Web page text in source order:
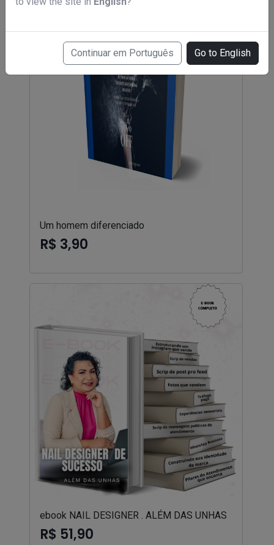
Continuar em Português Go to English
Um homem diferenciado
R$ 3,90
ebook NAIL DESIGNER . ALÉM DAS UNHAS
R$ 51,90